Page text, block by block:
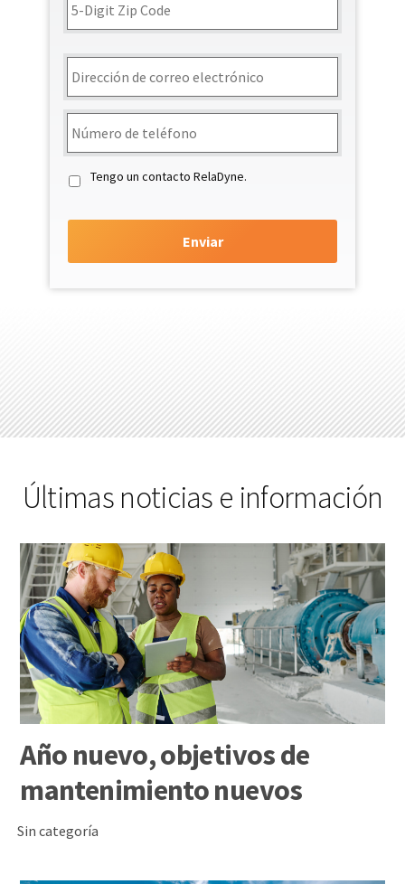
Email *
Teléfono *
Tengo un contacto RelaDyne.
Últimas noticias e información
Año nuevo, objetivos de
mantenimiento nuevos
Sin categoría